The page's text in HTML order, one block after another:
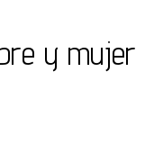
y mujer